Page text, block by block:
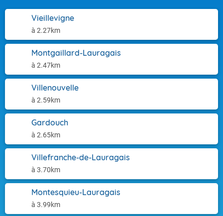
Vieillevigne
à 2.27km
Montgaillard-Lauragais
à 2.47km
Villenouvelle
à 2.59km
Gardouch
à 2.65km
Villefranche-de-Lauragais
à 3.70km
Montesquieu-Lauragais
à 3.99km